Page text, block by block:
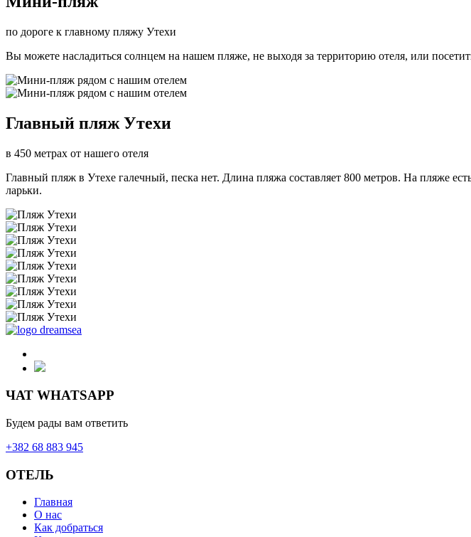
по дороге к главному пляжу Утехи
Вы можете насладиться солнцем на нашем пляже, не выходя за территорию отеля, или
Главный пляж Утехи
в 450 метрах от нашего отеля
Главный пляж в Утехе галечный, песка нет. Длина пляжа составляет 800 метров. На пляже
ларьки.
ЧАТ WHATSAPP
Будем рады вам ответить
+382 68 883 945
ОТЕЛЬ
Главная
О нас
Как добраться